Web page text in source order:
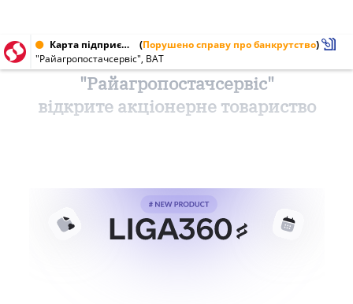
Карта підприємства від 03.02.2000 № 00908923 (Порушено справу про банкрутство)
"Райагропостачсервіс", ВАТ
"Райагропостачсервіс"
відкрите акціонерне товариство